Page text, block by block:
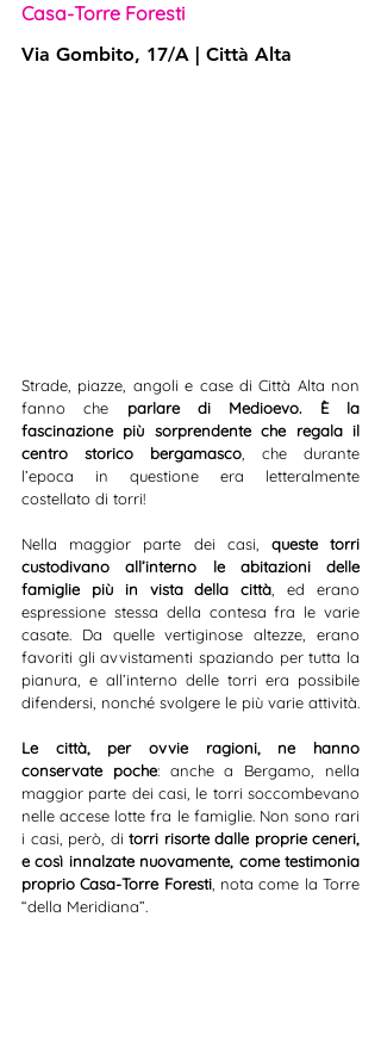
Casa-Torre Foresti
Via Gombito, 17/A | Città Alta
Strade, piazze, angoli e case di Città Alta non
fanno che parlare di Medioevo. È la
fascinazione più sorprendente che regala il
centro storico bergamasco , che durante
l’epoca in questione era letteralmente
costellato di torri!
Nella maggior parte dei casi, queste torri
custodivano all’interno le abitazioni delle
famiglie più in vista della città , ed erano
espressione stessa della contesa fra le varie
casate. Da quelle vertiginose altezze, erano
favoriti gli avvistamenti spaziando per tutta la
pianura, e all’interno delle torri era possibile
difendersi, nonché svolgere le più varie attività.
Le città, per ovvie ragioni, ne hanno
conservate poche: anche a Bergamo, nella
maggior parte dei casi, le torri soccombevano
nelle accese lotte fra le famiglie. Non sono rari
i casi, però, di torri risorte dalle proprie ceneri,
e così innalzate nuovamente, come testimonia
proprio Casa-Torre Foresti, nota come la Torre
“della Meridiana”.